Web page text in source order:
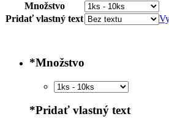
Množstvo
Pridať vlastný text
*Množstvo
*Pridať vlastný text